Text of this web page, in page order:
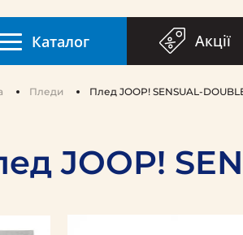
Каталог Акції
Пледи Плед JOOP! SENSUAL-
JOOP!